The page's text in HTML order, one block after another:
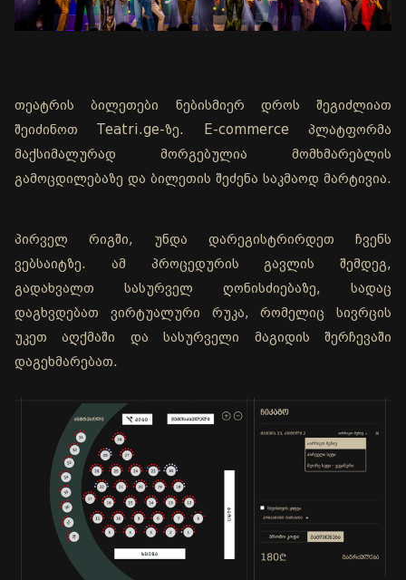
თეატრის ბილეთები ნებისმიერ დროს შეგიძლიათ
შეიძინოთ Teatri.ge-ზე. E-commerce პლატფორმა
მაქსიმალურად მორგებულია მომხმარებლის
გამოცდილებაზე და ბილეთის შეძენა საკმაოდ მარტივია.
პირველ რიგში, უნდა დარეგისტრირდეთ ჩვენს
ვებსაიტზე. ამ პროცედურის გავლის შემდეგ,
გადახვალთ სასურველ ღონისძიებაზე, სადაც
დაგხვდებათ ვირტუალური რუკა, რომელიც სივრცის
უკეთ აღქმაში და სასურველი მაგიდის შერჩევაში
დაგეხმარებათ.